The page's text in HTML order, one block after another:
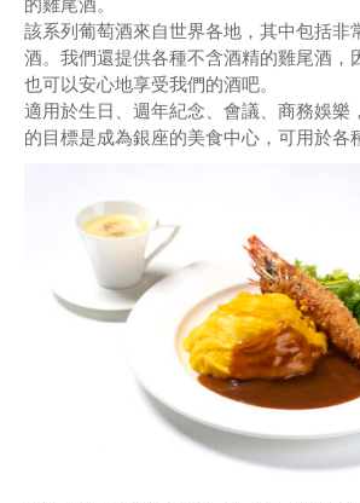
的雞尾酒。
該系列葡萄酒來自世界各地，其中包括非
酒。我們還提供各種不含酒精的雞尾酒，
也可以安心地享受我們的酒吧。
適用於生日、週年紀念、會議、商務娛樂
的目標是成為銀座的美食中心，可用於各